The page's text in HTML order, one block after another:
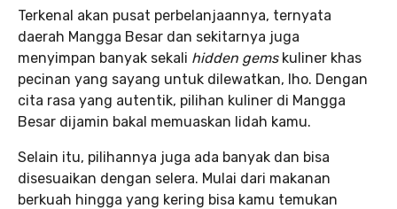
Terkenal akan pusat perbelanjaannya, ternyata
daerah Mangga Besar dan sekitarnya juga
menyimpan banyak sekali hidden gemskuliner khas
pecinan yang sayang untuk dilewatkan, lho. Dengan
cita rasa yang autentik, pilihan kuliner di Mangga
Besar dijamin bakal memuaskan lidah kamu.
Selain itu, pilihannya juga ada banyak dan bisa
disesuaikan dengan selera. Mulai dari makanan
berkuah hingga yang kering bisa kamu temukan